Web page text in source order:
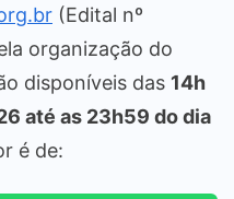
(Edital nº
organização do
disponíveis das 14h
até as 23h59 do dia
é de: